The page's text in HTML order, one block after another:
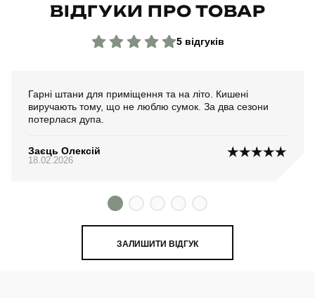
ВІДГУКИ ПРО ТОВАР
5 відгуків
Гарні штани для приміщення та на літо. Кишені
виручають тому, що не люблю сумок. За два сезони
потерлася дупа.
Заєць Олексій
18.02.2026
ЗАЛИШИТИ ВІДГУК